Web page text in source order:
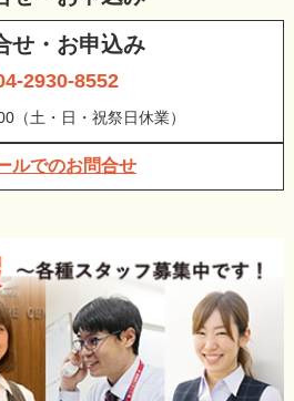
せ・お申込み
2930-8552
（土・日・祝祭日休業）
ルでのお問合せ